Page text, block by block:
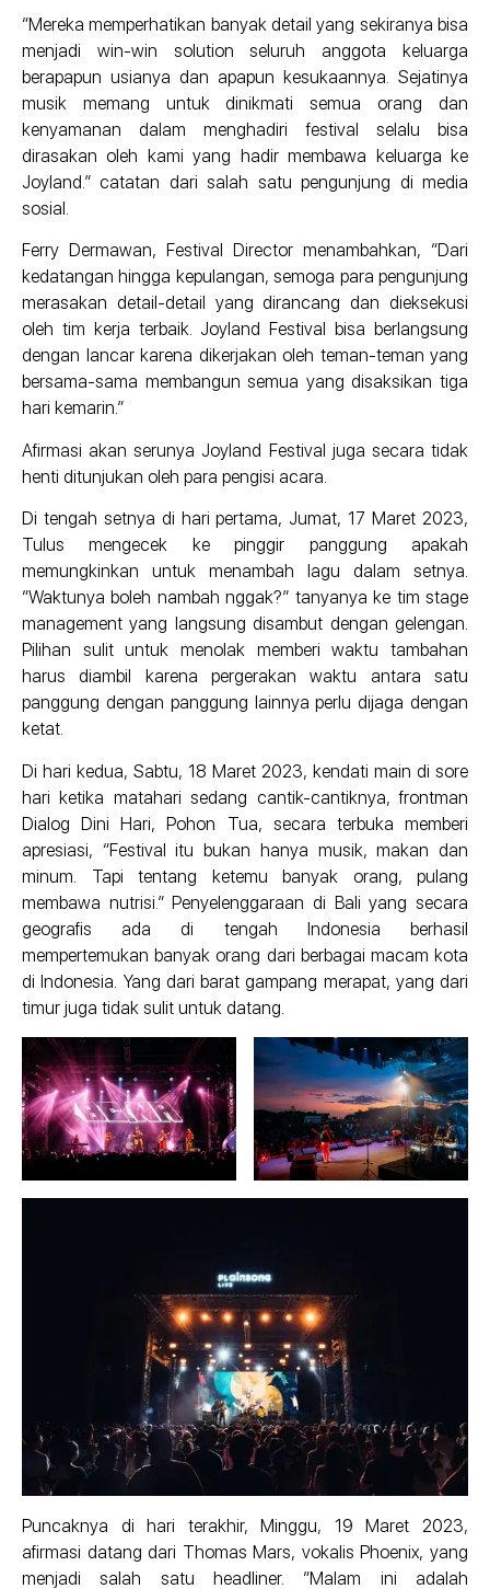
“Mereka memperhatikan banyak detail yang sekiranya bisa
menjadi win-win solution seluruh anggota keluarga
berapapun usianya dan apapun kesukaannya. Sejatinya
musik memang untuk dinikmati semua orang dan
kenyamanan dalam menghadiri festival selalu bisa
dirasakan oleh kami yang hadir membawa keluarga ke
Joyland.” catatan dari salah satu pengunjung di media
sosial.
Ferry Dermawan, Festival Director menambahkan, “Dari
kedatangan hingga kepulangan, semoga para pengunjung
merasakan detail-detail yang dirancang dan dieksekusi
oleh tim kerja terbaik. Joyland Festival bisa berlangsung
dengan lancar karena dikerjakan oleh teman-teman yang
bersama-sama membangun semua yang disaksikan tiga
hari kemarin.”
Afirmasi akan serunya Joyland Festival juga secara tidak
henti ditunjukan oleh para pengisi acara.
Di tengah setnya di hari pertama, Jumat, 17 Maret 2023,
Tulus mengecek ke pinggir panggung apakah
memungkinkan untuk menambah lagu dalam setnya.
“Waktunya boleh nambah nggak?” tanyanya ke tim stage
management yang langsung disambut dengan gelengan.
Pilihan sulit untuk menolak memberi waktu tambahan
harus diambil karena pergerakan waktu antara satu
panggung dengan panggung lainnya perlu dijaga dengan
ketat.
Di hari kedua, Sabtu, 18 Maret 2023, kendati main di sore
hari ketika matahari sedang cantik-cantiknya, frontman
Dialog Dini Hari, Pohon Tua, secara terbuka memberi
apresiasi, “Festival itu bukan hanya musik, makan dan
minum. Tapi tentang ketemu banyak orang, pulang
membawa nutrisi.” Penyelenggaraan di Bali yang secara
geografis ada di tengah Indonesia berhasil
mempertemukan banyak orang dari berbagai macam kota
di Indonesia. Yang dari barat gampang merapat, yang dari
timur juga tidak sulit untuk datang.
Puncaknya di hari terakhir, Minggu, 19 Maret 2023,
afirmasi datang dari Thomas Mars, vokalis Phoenix, yang
menjadi salah satu headliner. “Malam ini adalah